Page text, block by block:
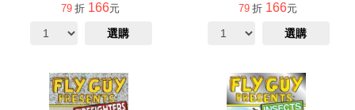
79 折 166元
選購
79 折 166元
選購